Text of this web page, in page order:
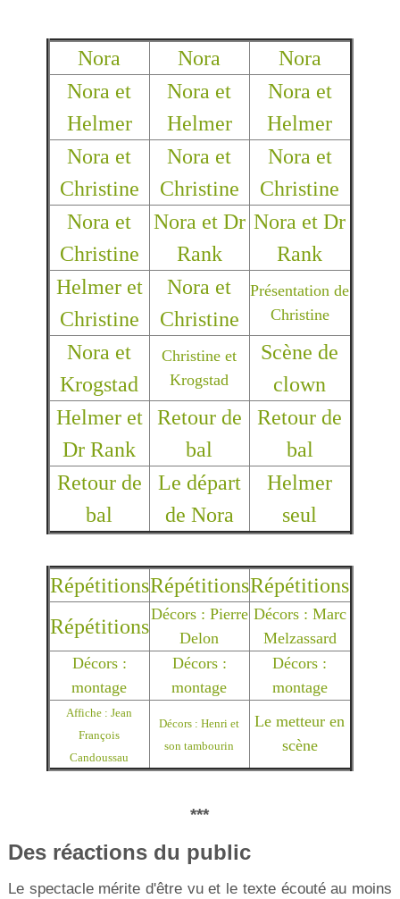
Nora Nora
Nora
Nora et
Helmer
Nora et
Helmer
Nora et
Helmer
Nora et
Christine
Nora et
Christine
Nora et
Christine
Nora et
Christine
Nora et Dr
Rank
Nora et Dr
Rank
Helmer et
Christine
Nora et
Christine
Présentation de
Christine
Nora et
Krogstad
Christine et
Krogstad
Scène de
clown
Helmer et
Dr Rank
Retour de
bal
Retour de
bal
Retour de
bal
Le départ
de Nora
Helmer
seul
RépétitionsRépétitionsRépétitions
Répétitions
Décors : Pierre
Delon
Décors : Marc
Melzassard
Décors :
montage
Décors :
montage
Décors :
montage
Affiche : Jean
François
Candoussau
Décors : Henri et
son tambourin
Le metteur en
scène
***
Des réactions du public
Le spectacle mérite d'être vu et le texte écouté au moins